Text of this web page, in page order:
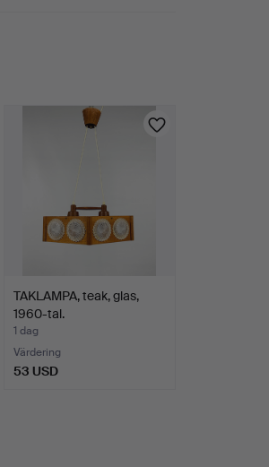
TAKLAMPA, teak, glas,
1960-tal.
1 dag
Värdering
53 USD